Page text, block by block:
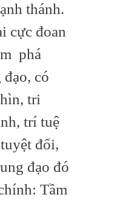
thánh.
cực đoan
phá
có
tri
trí tuệ
đối,
đạo đó
Tầm